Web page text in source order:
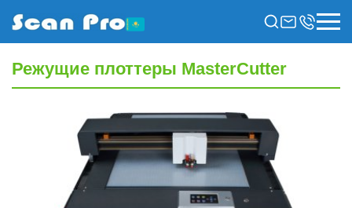
Режущие плоттеры MasterCutter